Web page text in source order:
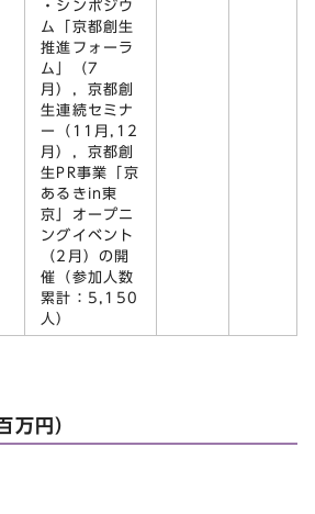
・シンポジウ
ム「京都創生
推進フォーラ
ム」（7
月），京都創
生連続セミナ
ー（11月,12
月），京都創
生PR事業「京
あるきin東
京」オープニ
ングイベント
（2月）の開
催（参加人数
累計：5,150
人）
万円）